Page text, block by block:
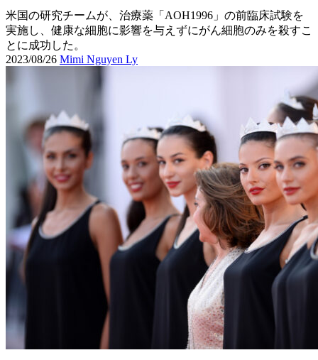
米国の研究チームが、治療薬「AOH1996」の前臨床試験を
実施し、健康な細胞に影響を与えずにがん細胞のみを殺すこ
とに成功した。
2023/08/26 Mimi Nguyen Ly